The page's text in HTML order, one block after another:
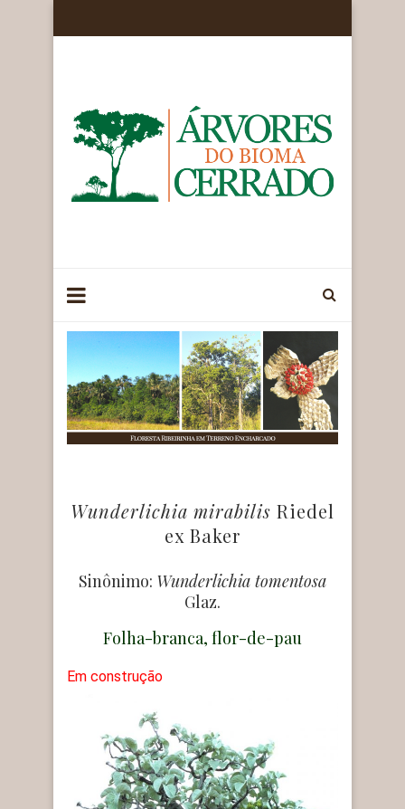
Wunderlichia mirabilis Riedel
ex Baker
Sinônimo: Wunderlichia tomentosa
Glaz.
Folha-branca, flor-de-pau
Em construção